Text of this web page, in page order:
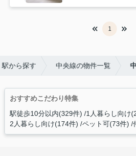
1
駅から探す 中央線の物件一覧
おすすめこだわり特集
駅徒歩10分以内(329件) 1人暮らし向け
2人暮らし向け(174件) ペット可(73件)